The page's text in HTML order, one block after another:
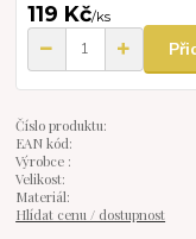
119 Kč/ks
Číslo produktu:
EAN kód:
Výrobce :
Velikost:
Materiál:
Hlídat cenu / dostupnost